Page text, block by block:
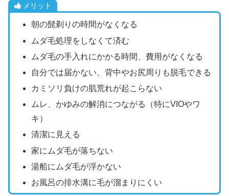
メリット
朝の髭剃りの時間がなくなる
ムダ毛処理をしなくて済む
ムダ毛の手入れにかかる時間、費用がなくなる
自分では届かない、背中やお尻周りも脱毛できる
カミソリ負けの肌荒れが起こらない
ムレ、かゆみの解消につながる（特にVIOやワ
キ）
清潔に見える
家にムダ毛が落ちない
湯船にムダ毛が浮かない
お風呂の排水溝に毛が溜まりにくい